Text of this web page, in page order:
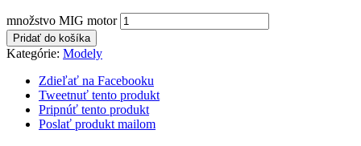
množstvo MIG motor
Pridať do košíka
Kategórie: Modely
Zdieľať na Facebooku
Tweetnuť tento produkt
Pripnúť tento produkt
Poslať produkt mailom